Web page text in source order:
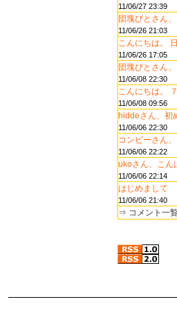
11/06/27 23:39
団塊びとさん
11/06/26 21:03
こんにちは。
11/06/26 17:05
団塊びとさん
11/06/08 22:30
こんにちは。
11/06/08 09:56
hiddeさん、初
11/06/06 22:30
コンビーさん
11/06/06 22:22
ukoさん、こん
11/06/06 22:14
はじめまして
11/06/06 21:40
⇒ コメント一